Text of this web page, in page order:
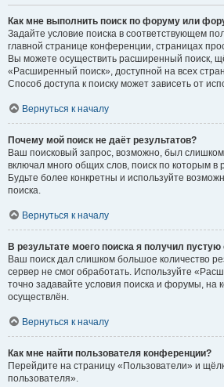
Как мне выполнить поиск по форуму или
Задайте условие поиска в соответствующем
главной странице конференции, страницах
Вы можете осуществить расширенный поиск,
«Расширенный поиск», доступной на всех
Способ доступа к поиску может зависеть от
Вернуться к началу
Почему мой поиск не даёт результатов?
Ваш поисковый запрос, возможно, был
включал много общих слов, поиск по которым в
Будьте более конкретны и используйте
поиска.
Вернуться к началу
В результате моего поиска я получил пустую
Ваш поиск дал слишком большое количество
сервер не смог обработать. Используйте
точно задавайте условия поиска и форумы, на
осуществлён.
Вернуться к началу
Как мне найти пользователя конференции?
Перейдите на страницу «Пользователи» и
пользователя».